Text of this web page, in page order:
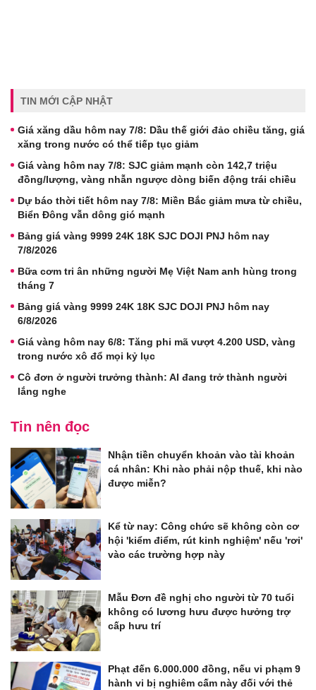
TIN MỚI CẬP NHẬT
Giá xăng dầu hôm nay 7/8: Dầu thế giới đảo chiều tăng, giá
xăng trong nước có thể tiếp tục giảm
Giá vàng hôm nay 7/8: SJC giảm mạnh còn 142,7 triệu
đồng/lượng, vàng nhẫn ngược dòng biến động trái chiều
Dự báo thời tiết hôm nay 7/8: Miền Bắc giảm mưa từ chiều,
Biển Đông vẫn dông gió mạnh
Bảng giá vàng 9999 24K 18K SJC DOJI PNJ hôm nay
7/8/2026
Bữa cơm tri ân những người Mẹ Việt Nam anh hùng trong
tháng 7
Bảng giá vàng 9999 24K 18K SJC DOJI PNJ hôm nay
6/8/2026
Giá vàng hôm nay 6/8: Tăng phi mã vượt 4.200 USD, vàng
trong nước xô đổ mọi kỷ lục
Cô đơn ở người trưởng thành: AI đang trở thành người
lắng nghe
Tin nên đọc
Nhận tiền chuyển khoản vào tài khoản
cá nhân: Khi nào phải nộp thuế, khi nào
được miễn?
Kể từ nay: Công chức sẽ không còn cơ
hội 'kiểm điểm, rút kinh nghiệm' nếu 'rơi'
vào các trường hợp này
Mẫu Đơn đề nghị cho người từ 70 tuổi
không có lương hưu được hưởng trợ
cấp hưu trí
Phạt đến 6.000.000 đồng, nếu vi phạm 9
hành vi bị nghiêm cấm này đối với thẻ